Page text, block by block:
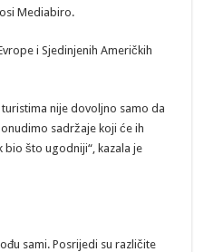
Mediabiro.
i Sjedinjenih Američkih
nije dovoljno samo da
sadržaje koji će ih
što ugodniji“, kazala je
sami. Posrijedi su različite